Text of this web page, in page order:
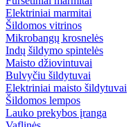
Elektriniai marmitai
Šildomos vitrinos
Mikrobangų krosnelės
Indų šildymo spintelės
Maisto džiovintuvai
Bulvyčiu šildytuvai
Elektriniai maisto šildytuvai
Šildomos lempos
Lauko prekybos įranga